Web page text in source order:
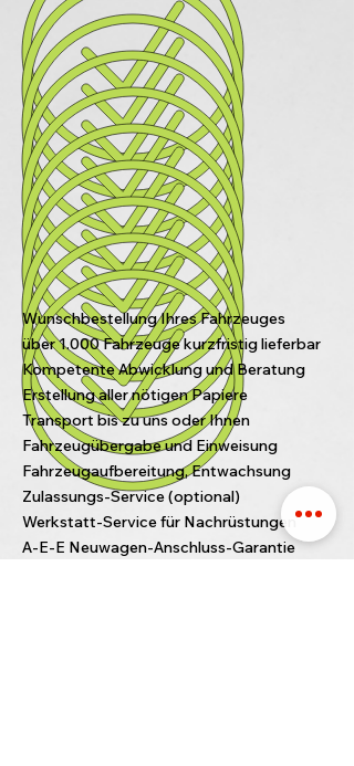
Wunschbestellung Ihres Fahrzeuges
über 1.000 Fahrzeuge kurzfristig lieferbar
Kompetente Abwicklung und Beratung
Erstellung aller nötigen Papiere
Transport bis zu uns oder Ihnen
Fahrzeugübergabe und Einweisung
Fahrzeugaufbereitung, Entwachsung
Zulassungs-Service (optional)
Werkstatt-Service für Nachrüstungen
A-E-E Neuwagen-Anschluss-Garantie